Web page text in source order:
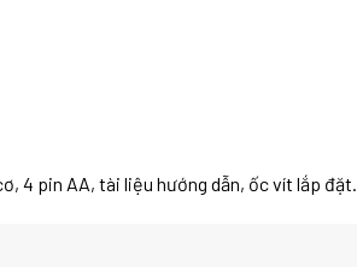
4 pin AA, tài liệu hướng dẫn, ốc vít lắp đặt.